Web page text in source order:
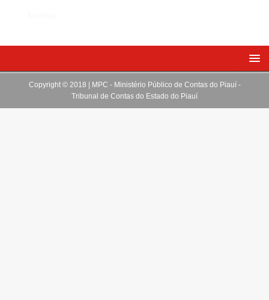
Copyright © 2018 | MPC - Ministério Público de Contas do Piauí -
Tribunal de Contas do Estado do Piauí